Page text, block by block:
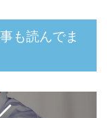
も読んでま